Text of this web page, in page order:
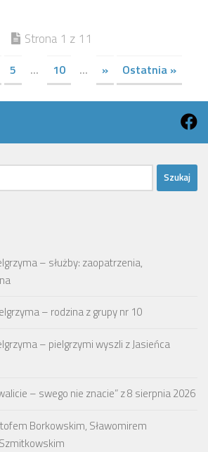
Strona 1 z 11
5 ... 10 ... » Ostatnia »
– służby: zaopatrzenia,
– rodzina z grupy nr 10
– pielgrzymi wyszli z Jasieńca
– swego nie znacie” z 8 sierpnia 2026
Borkowskim, Sławomirem